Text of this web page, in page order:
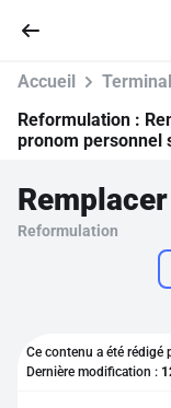
Parcourir
Se connecter
Accueil
Reformulation :
pronom personnel
Reformulation
Ce contenu a été rédigé
Dernière modification :